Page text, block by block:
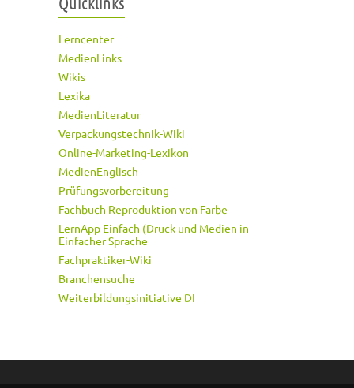
Lerncenter
MedienLinks
Wikis
Lexika
MedienLiteratur
Verpackungstechnik-Wiki
Online-Marketing-Lexikon
MedienEnglisch
Prüfungsvorbereitung
Fachbuch Reproduktion von Farbe
LernApp Einfach (Druck und Medien in
Einfacher Sprache
Fachpraktiker-Wiki
Branchensuche
Weiterbildungsinitiative DI